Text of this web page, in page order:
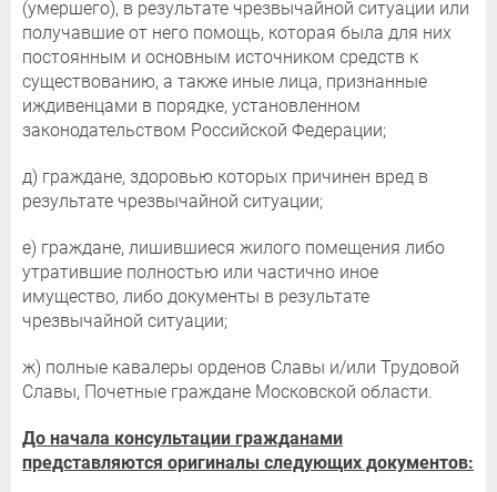
(умершего), в результате чрезвычайной ситуации или
получавшие от него помощь, которая была для них
постоянным и основным источником средств к
существованию, а также иные лица, признанные
иждивенцами в порядке, установленном
законодательством Российской Федерации;
д) граждане, здоровью которых причинен вред в
результате чрезвычайной ситуации;
е) граждане, лишившиеся жилого помещения либо
утратившие полностью или частично иное
имущество, либо документы в результате
чрезвычайной ситуации;
ж) полные кавалеры орденов Славы и/или Трудовой
Славы, Почетные граждане Московской области.
До начала консультации гражданами
представляются оригиналы следующих документов: